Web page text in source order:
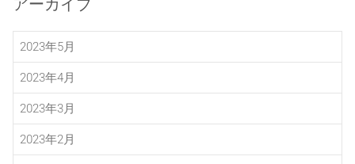
アーカイブ
2023年5月
2023年4月
2023年3月
2023年2月